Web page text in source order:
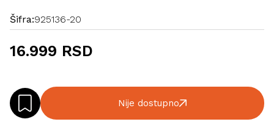
Šifra:925136-20
16.999 RSD
Nije dostupno